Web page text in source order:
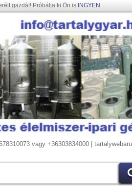
gazdát! Próbálja ki Ön is INGYEN
vagy +36303834000 |